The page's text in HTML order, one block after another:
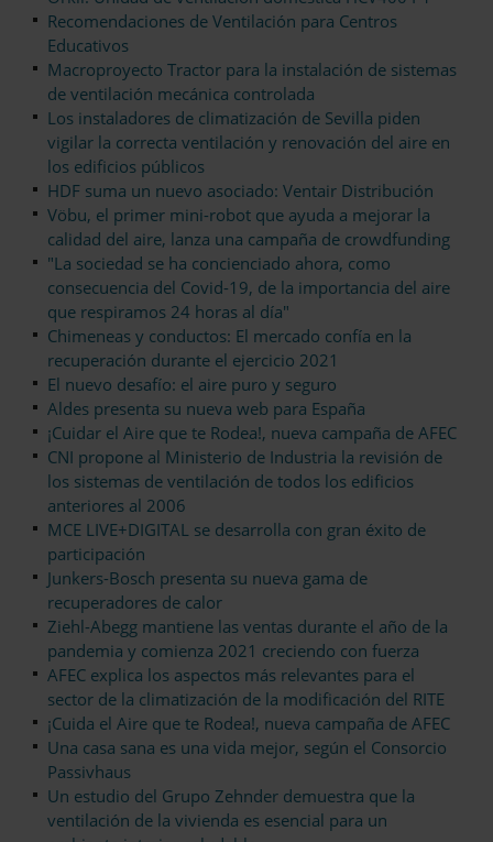
Recomendaciones de Ventilación para Centros
Educativos
Macroproyecto Tractor para la instalación de sistemas
de ventilación mecánica controlada
Los instaladores de climatización de Sevilla piden
vigilar la correcta ventilación y renovación del aire en
los edificios públicos
HDF suma un nuevo asociado: Ventair Distribución
Vöbu, el primer mini-robot que ayuda a mejorar la
calidad del aire, lanza una campaña de crowdfunding
"La sociedad se ha concienciado ahora, como
consecuencia del Covid-19, de la importancia del aire
que respiramos 24 horas al día"
Chimeneas y conductos: El mercado confía en la
recuperación durante el ejercicio 2021
El nuevo desafío: el aire puro y seguro
Aldes presenta su nueva web para España
¡Cuidar el Aire que te Rodea!, nueva campaña de AFEC
CNI propone al Ministerio de Industria la revisión de
los sistemas de ventilación de todos los edificios
anteriores al 2006
MCE LIVE+DIGITAL se desarrolla con gran éxito de
participación
Junkers-Bosch presenta su nueva gama de
recuperadores de calor
Ziehl-Abegg mantiene las ventas durante el año de la
pandemia y comienza 2021 creciendo con fuerza
AFEC explica los aspectos más relevantes para el
sector de la climatización de la modificación del RITE
¡Cuida el Aire que te Rodea!, nueva campaña de AFEC
Una casa sana es una vida mejor, según el Consorcio
Passivhaus
Un estudio del Grupo Zehnder demuestra que la
ventilación de la vivienda es esencial para un